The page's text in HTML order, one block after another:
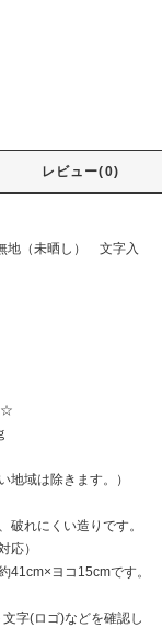
レビュー(0)
（未晒し） 文字入
域は除きます。）
れにくい造りです。
応）
41cm×ヨコ15cmです。
字(ロゴ)などを確認し